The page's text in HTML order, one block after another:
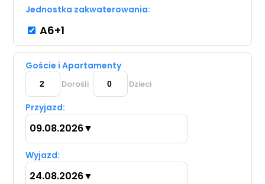
Jednostka zakwaterowania:
A6+1
Goście i Apartamenty
Dorośli Dzieci
Przyjazd:
09.08.2026▼
Wyjazd:
24.08.2026▼